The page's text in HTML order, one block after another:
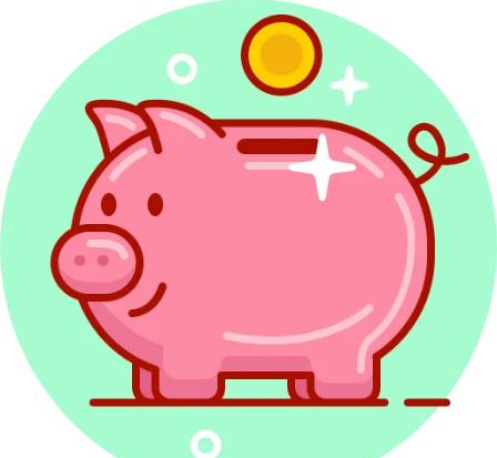
Redakcja PITax
Opinie
Sprawdź najwyżej oceniany
w Polsce program do rozliczeń